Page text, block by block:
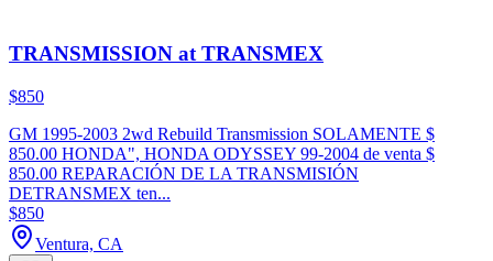
TRANSMISSION at TRANSMEX
$850
GM 1995-2003 2wd Rebuild Transmission SOLAMENTE $
850.00 HONDA", HONDA ODYSSEY 99-2004 de venta $
850.00 REPARACIÓN DE LA TRANSMISIÓN
DETRANSMEX ten...
$850
Ventura, CA